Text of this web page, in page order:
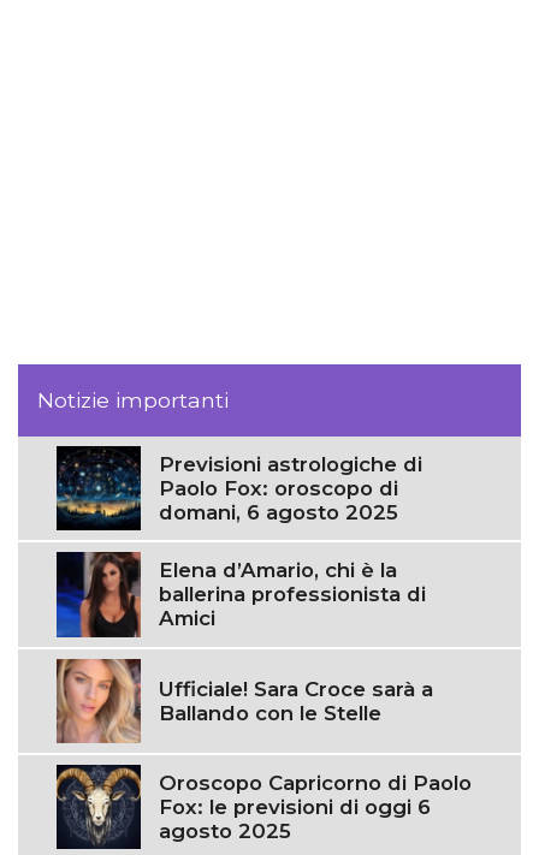
Notizie importanti
Previsioni astrologiche di
Paolo Fox: oroscopo di
domani, 6 agosto 2025
Elena d’Amario, chi è la
ballerina professionista di
Amici
Ufficiale! Sara Croce sarà a
Ballando con le Stelle
Oroscopo Capricorno di Paolo
Fox: le previsioni di oggi 6
agosto 2025